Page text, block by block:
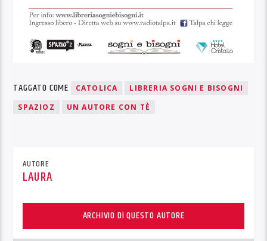
TAGGATO COME CATOLICA
LIBRERIA SOGNI E BISOGNI
SPAZIOZ
UN AUTORE CON TÈ
AUTORE
LAURA
ARCHIVIO DI QUESTO AUTORE